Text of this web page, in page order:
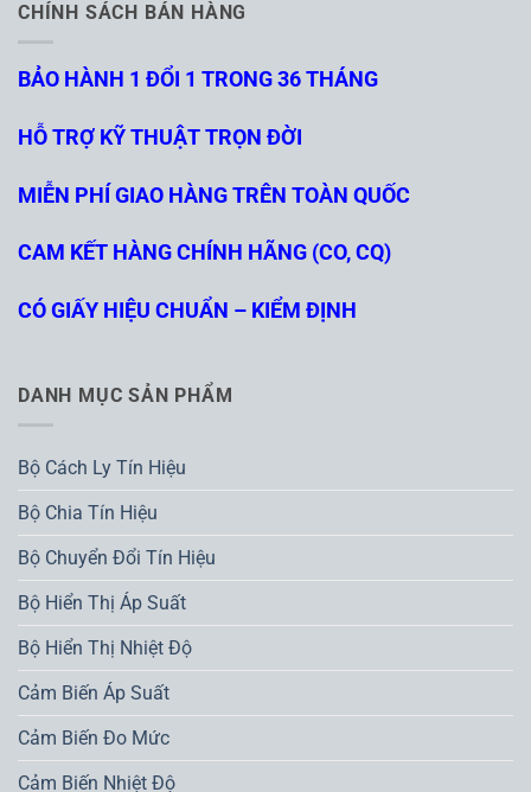
CHÍNH SÁCH BÁN HÀNG
BẢO HÀNH 1 ĐỔI 1 TRONG 36 THÁNG
HỖ TRỢ KỸ THUẬT TRỌN ĐỜI
MIỄN PHÍ GIAO HÀNG TRÊN TOÀN QUỐC
CAM KẾT HÀNG CHÍNH HÃNG (CO, CQ)
CÓ GIẤY HIỆU CHUẨN – KIỂM ĐỊNH
DANH MỤC SẢN PHẨM
Bộ Cách Ly Tín Hiệu
Bộ Chia Tín Hiệu
Bộ Chuyển Đổi Tín Hiệu
Bộ Hiển Thị Áp Suất
Bộ Hiển Thị Nhiệt Độ
Cảm Biến Áp Suất
Cảm Biến Đo Mức
Cảm Biến Nhiệt Độ